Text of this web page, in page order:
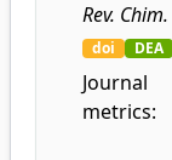
Rev. Chim.
doi DEA
Journal
metrics: